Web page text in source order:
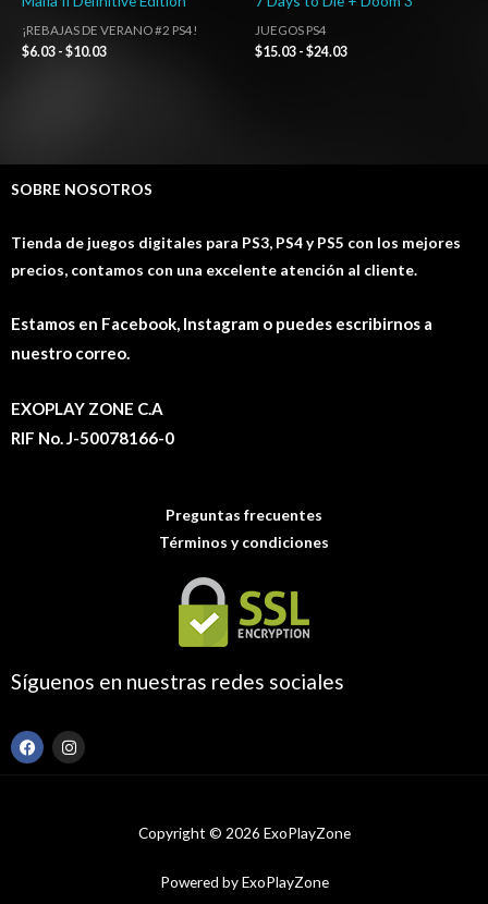
¡REBAJAS DE VERANO #2 PS4!
$6.03 - $10.03
JUEGOS PS4
$15.03 - $24.03
SOBRE NOSOTROS
Tienda de juegos digitales para PS3, PS4 y PS5 con los mejores
precios, contamos con una excelente atención al cliente.
Estamos en Facebook, Instagram o puedes escribirnos a
nuestro correo.
EXOPLAY ZONE C.A
RIF No. J-50078166-0
Preguntas frecuentes
Términos y condiciones
Síguenos en nuestras redes sociales
F
a
I
n
Copyright © 2026 ExoPlayZone
Powered by ExoPlayZone